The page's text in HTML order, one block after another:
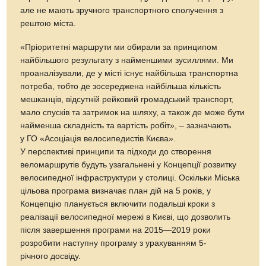
але не мають зручного транспортного сполучення з
рештою міста.
«Пріоритетні маршрути ми обирали за принципом
найбільшого результату з найменшими зусиллями. Ми
проаналізували, де у місті існує найбільша транспортна
потреба, тобто де зосереджена найбільша кількість
мешканців, відсутній рейковий громадський транспорт,
мало спусків та затримок на шляху, а також де може бути
найменша складність та вартість робіт», – зазначають
у ГО «Асоціація велосипедистів Києва».
У перспективі принципи та підходи до створення
веломаршрутів будуть узагальнені у Концепції розвитку
велосипедної інфраструктури у столиці. Оскільки Міська
цільова програма визначає план дій на 5 років, у
Концепцію планується включити подальші кроки з
реалізації велосипедної мережі в Києві, що дозволить
після завершення програми на 2015—2019 роки
розробити наступну програму з урахуванням 5-
річного досвіду.